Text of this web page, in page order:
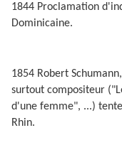
1844 Proclamation
Dominicaine.
1854 Robert
surtout compositeur
d'une femme", ...)
Rhin.